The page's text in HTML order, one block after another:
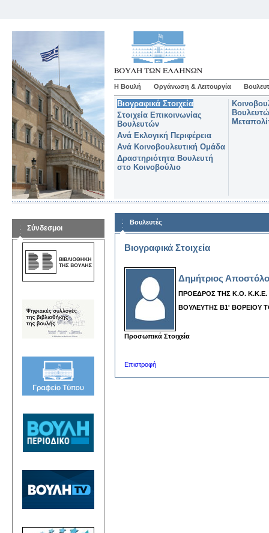
Η Βουλή Οργάνωση & Λειτουργία
Βιογραφικά Στοιχεία
Στοιχεία Επικοινωνίας
Βουλευτών
Ανά Εκλογική Περιφέρεια
Ανά Κοινοβουλευτική Ομάδα
Δραστηριότητα Βουλευτή
στο Κοινοβούλιο
Σύνδεσμοι
Βουλευτές
Βιογραφικά Στοιχεία
Δημήτριος
ΠΡΟΕΔΡΟΣ ΤΗΣ Κ.Ο. Κ.Κ.Ε.
ΒΟΥΛΕΥΤΗΣ Β1' ΒΟΡΕΙΟΥ
Προσωπικά Στοιχεία
Επιστροφή